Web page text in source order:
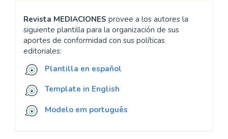
Revista MEDIACIONES provee a los autores la
siguiente plantilla para la organización de sus
aportes de conformidad con sus políticas
editoriales:
Plantilla en español
Template in English
Modelo em português